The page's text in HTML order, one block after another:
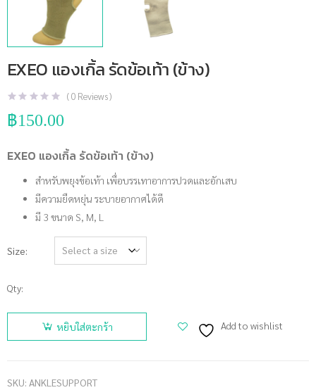
EXEO แองเกิ้ล รัดข้อเท้า (ข้าง)
(0 Reviews )
฿150.00
EXEO แองเกิ้ล รัดข้อเท้า (ข้าง)
สำหรับพยุงข้อเท้า เพื่อบรรเทาอาการปวดและอักเสบ
มีความยืดหยุ่น ระบายอากาศได้ดี
มี 3 ขนาด S, M, L
Size
Qty:
จำนวน
EXEO แอง
เกิ้ล รัดข้อ
หยิบใส่ตะกร้า Add to wishlist
SKU: ANKLESUPPORT